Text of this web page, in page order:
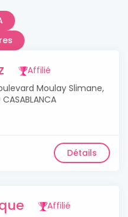
Affilié
Moulay Slimane,
Détails
Affilié